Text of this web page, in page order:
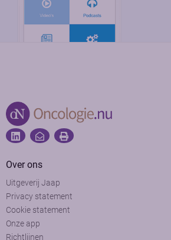
Over ons
Uitgeverij Jaap
Privacy statement
Cookie statement
Onze app
Richtlijnen